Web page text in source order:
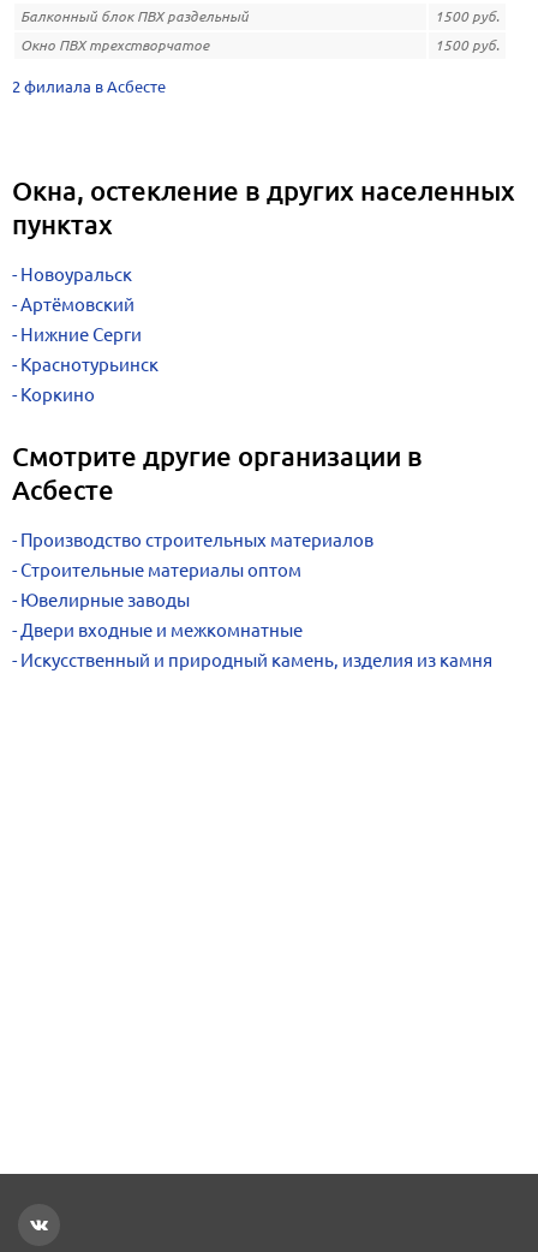
Балконный блок ПВХ раздельный
1500 руб.
Окно ПВХ трехстворчатое
1500 руб.
2 филиала в Асбесте
Окна, остекление в других населенных
пунктах
Новоуральск
Артёмовский
Нижние Серги
Краснотурьинск
Коркино
Смотрите другие организации в
Асбесте
Производство строительных материалов
Строительные материалы оптом
Ювелирные заводы
Двери входные и межкомнатные
Искусственный и природный камень, изделия из камня